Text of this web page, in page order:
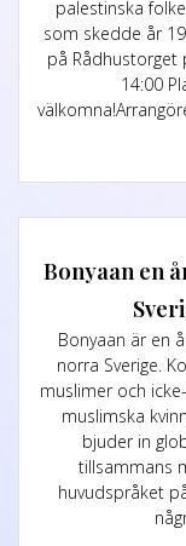
palestinska
som skedde år
på Rådhustorget
14:00
Bonyaan en
Bonyaan är en
norra Sverige.
muslimer och
muslimska
bjuder in
tillsammans
huvudspråket